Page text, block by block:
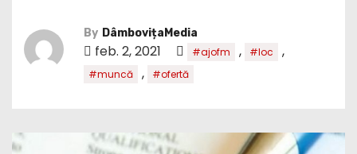
By DâmbovițaMedia
feb. 2, 2021 #ajofm , #loc ,
#muncă , #ofertă